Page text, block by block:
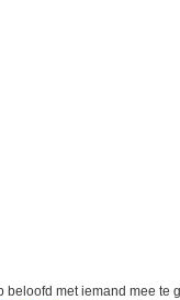
beloofd met iemand mee te